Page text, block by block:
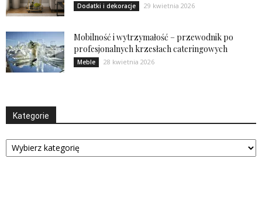
Dodatki i dekoracje 29 kwietnia 2026
Mobilność i wytrzymałość – przewodnik po
profesjonalnych krzesłach cateringowych
Meble 28 kwietnia 2026
Kategorie
Kategorie